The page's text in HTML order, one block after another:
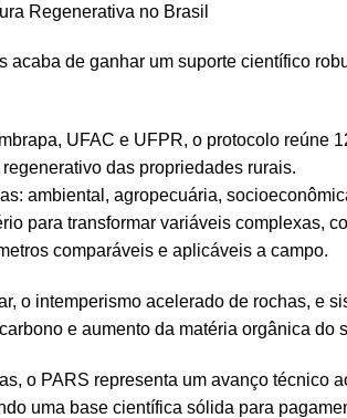
Regenerativa no Brasil
de ganhar um suporte científico
UFAC e UFPR, o protocolo reúne
das propriedades rurais.
ambiental, agropecuária,
para transformar variáveis complexas,
comparáveis e aplicáveis a campo.
o intemperismo acelerado de rochas, e
e aumento da matéria orgânica do
o PARS representa um avanço técnico
uma base científica sólida para